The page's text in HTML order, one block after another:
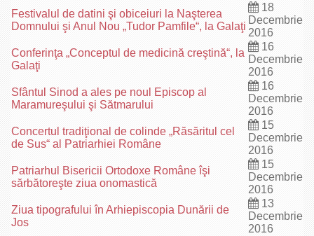
Festivalul de datini şi obiceiuri la Naşterea
Domnului şi Anul Nou „Tudor Pamfile“, la Galaţi
18
Decembrie
2016
Conferinţa „Conceptul de medicină creştină“, la
Galaţi
16
Decembrie
2016
Sfântul Sinod a ales pe noul Episcop al
Maramureşului şi Sătmarului
16
Decembrie
2016
Concertul tradiţional de colinde „Răsăritul cel
de Sus“ al Patriarhiei Române
15
Decembrie
2016
Patriarhul Bisericii Ortodoxe Române îşi
sărbătoreşte ziua onomastică
15
Decembrie
2016
Ziua tipografului în Arhiepiscopia Dunării de
Jos
13
Decembrie
2016